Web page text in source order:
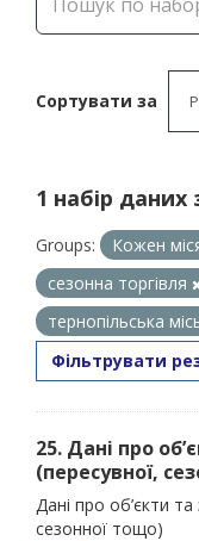
Сортувати за
1 набір даних
Groups: Кожен
сезонна торгівля
тернопільська
Фільтрувати
25. Дані про
(пересувної,
Дані про об’єкти та
сезонної тощо)